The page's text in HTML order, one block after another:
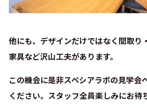
他にも、デザインだけではなく間取り
家具など沢山工夫があります。
この機会に是非スペシアラボの見学会
ください。スタッフ全員楽しみにお待